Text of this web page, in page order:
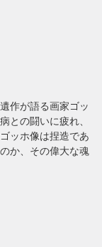
作が語る画家ゴッ
との闘いに疲れ、
ッホ像は捏造であ
か、その偉大な魂